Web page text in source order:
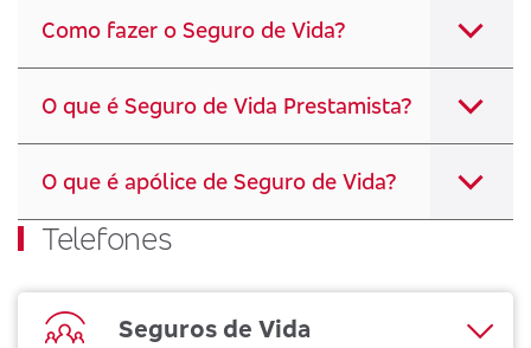
Como fazer o Seguro de Vida?
O que é Seguro de Vida Prestamista?
O que é apólice de Seguro de Vida?
Telefones
Seguros de Vida